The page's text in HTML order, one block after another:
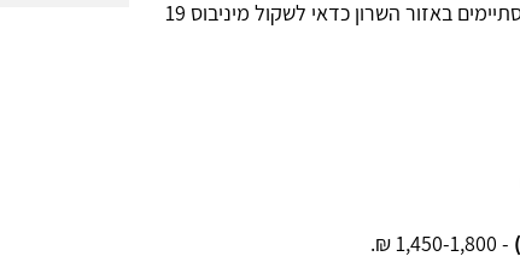
לחתונות ואירועים המתחילים בגני תקווה ומסתיימים באזור השרון כדאי לשקול מיניבוס 19
- 1,450-1,800 ₪.